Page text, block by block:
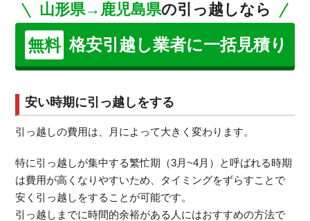
山形県→鹿児島県の引っ越しなら
無料 格安引越し業者に一括見積り
安い時期に引っ越しをする
引っ越しの費用は、月によって大きく変わります。
特に引っ越しが集中する繁忙期（3月~4月）と呼ばれる時期
は費用が高くなりやすいため、タイミングをずらすことで
安く引っ越しをすることが可能です。
引っ越しまでに時間的余裕がある人にはおすすめの方法で